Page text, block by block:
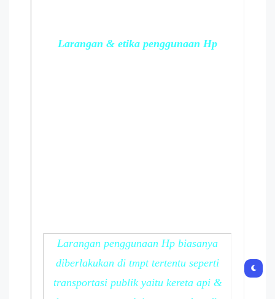
Larangan & etika penggunaan Hp
Larangan penggunaan Hp biasanya
diberlakukan di tmpt tertentu seperti
transportasi publik yaitu kereta api &